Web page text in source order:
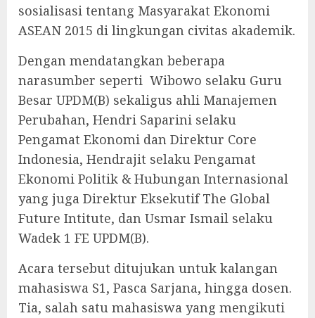
sosialisasi tentang Masyarakat Ekonomi
ASEAN 2015 di lingkungan civitas akademik.
Dengan mendatangkan beberapa
narasumber seperti Wibowo selaku Guru
Besar UPDM(B) sekaligus ahli Manajemen
Perubahan, Hendri Saparini selaku
Pengamat Ekonomi dan Direktur Core
Indonesia, Hendrajit selaku Pengamat
Ekonomi Politik & Hubungan Internasional
yang juga Direktur Eksekutif The Global
Future Intitute, dan Usmar Ismail selaku
Wadek 1 FE UPDM(B).
Acara tersebut ditujukan untuk kalangan
mahasiswa S1, Pasca Sarjana, hingga dosen.
Tia, salah satu mahasiswa yang mengikuti